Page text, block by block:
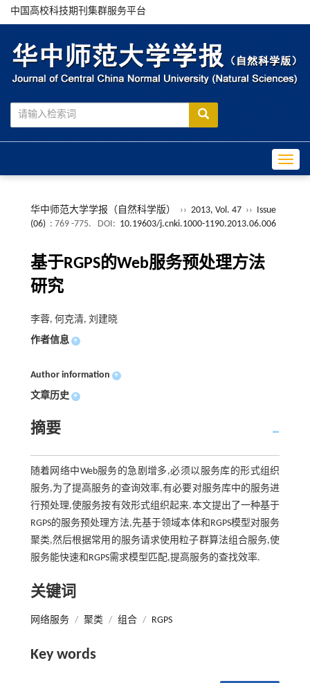
中国高校科技期刊集群服务平台
华中师范大学学报（自然科学版） ›› 2013, Vol. 47 ››
Issue
(06) : 769 -775. DOI: 10.19603/j.cnki.1000-1190.2013.06.006
基于RGPS的Web服务预处理方法
研究
李蓉, 何克清, 刘建晓
作者信息 +
Author information +
文章历史 +
摘要
随着网络中Web服务的急剧增多,必须以服务库的形式组织
服务,为了提高服务的查询效率,有必要对服务库中的服务进
行预处理,使服务按有效形式组织起来.本文提出了一种基于
RGPS的服务预处理方法,先基于领域本体和RGPS模型对服务
聚类,然后根据常用的服务请求使用粒子群算法组合服务,使
服务能快速和RGPS需求模型匹配,提高服务的查找效率.
关键词
网络服务 / 聚类 / 组合 / RGPS
Key words